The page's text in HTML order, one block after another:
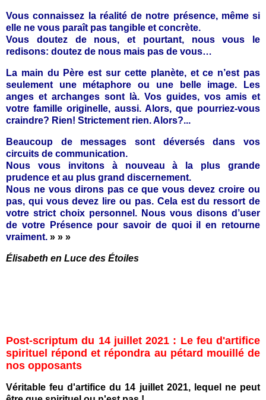
Vous connaissez la réalité de notre présence, même si
elle ne vous paraît pas tangible et concrète.
Vous doutez de nous, et pourtant, nous vous le
redisons: doutez de nous mais pas de vous…
La main du Père est sur cette planète, et ce n’est pas
seulement une métaphore ou une belle image. Les
anges et archanges sont là. Vos guides, vos amis et
votre famille originelle, aussi. Alors, que pourriez-vous
craindre? Rien! Strictement rien. Alors?...
Beaucoup de messages sont déversés dans vos
circuits de communication.
Nous vous invitons à nouveau à la plus grande
prudence et au plus grand discernement.
Nous ne vous dirons pas ce que vous devez croire ou
pas, qui vous devez lire ou pas. Cela est du ressort de
votre strict choix personnel. Nous vous disons d’user
de votre Présence pour savoir de quoi il en retourne
vraiment. » » »
Élisabeth en Luce des Étoiles
Post-scriptum du 14 juillet 2021 : Le feu d'artifice
spirituel répond et répondra au pétard mouillé de
nos opposants
Véritable feu d'artifice du 14 juillet 2021, lequel ne peut